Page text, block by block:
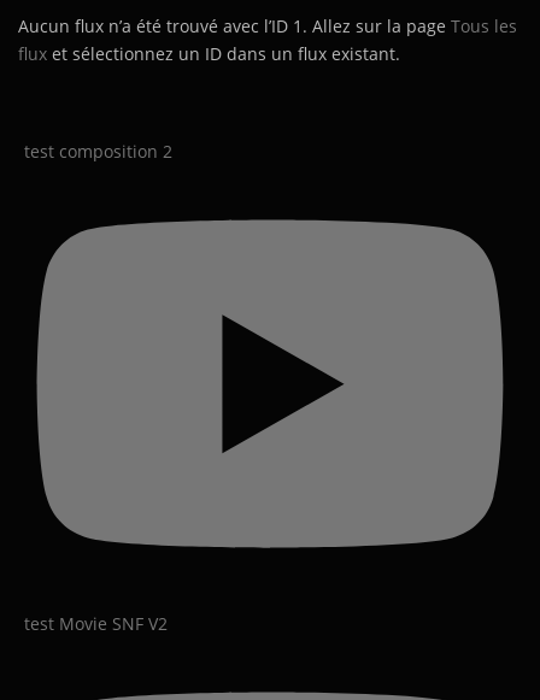
Aucun flux n’a été trouvé avec l’ID 1. Allez sur la page Tous les
flux et sélectionnez un ID dans un flux existant.
test composition 2
test Movie SNF V2